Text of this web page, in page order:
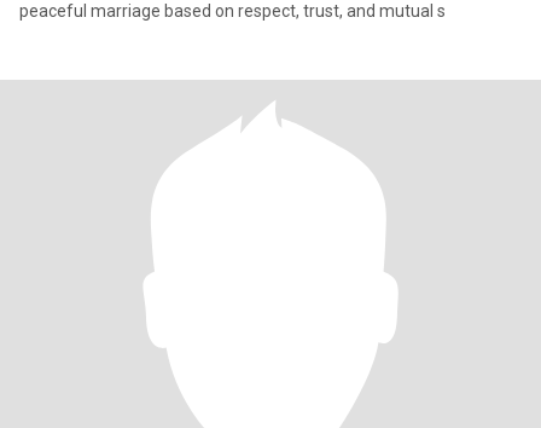
peaceful marriage based on respect, trust, and mutual s